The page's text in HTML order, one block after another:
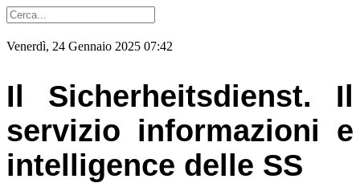
Venerdì, 24 Gennaio 2025 07:42
Il Sicherheitsdienst. Il
servizio informazioni e
intelligence delle SS